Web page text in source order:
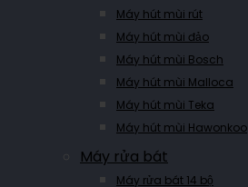
Máy hút mùi rút
Máy hút mùi đảo
Máy hút mùi Bosch
Máy hút mùi Malloca
Máy hút mùi Teka
Máy hút mùi Hawonkoo
Máy rửa bát
Máy rửa bát 14 bộ